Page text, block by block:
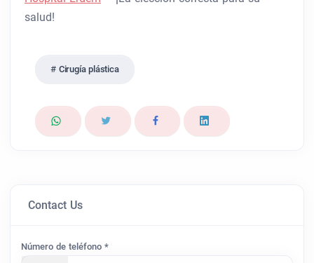
salud!
Cirugía plástica
Contact Us
Número de teléfono *